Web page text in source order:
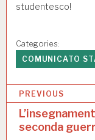
studentesco!
Categories:
COMUNICATO
N
v
PREVIOUS
seconda